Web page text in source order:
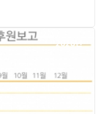
2026년